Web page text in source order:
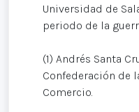
Universidad de
periodo de la
(1) Andrés Santa
Confederación de
Comercio.